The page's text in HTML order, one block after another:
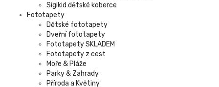
Sigikid dětské koberce
Fototapety
Dětské fototapety
Dveřní fototapety
Fototapety SKLADEM
Fototapety z cest
Moře & Pláže
Parky & Zahrady
Příroda a Květiny